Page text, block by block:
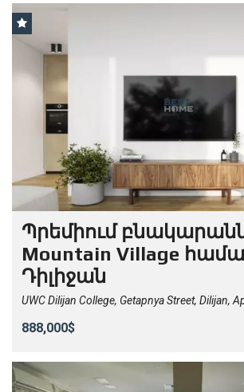
Պրեմիում
Mountain Village
Դիլիջան
UWC Dilijan College, Getapnya Street, Dilijan,
888,000$